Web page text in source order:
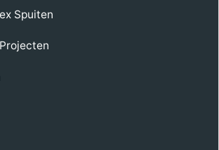
Spuiten